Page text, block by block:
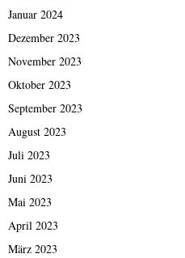
Januar 2024
Dezember 2023
November 2023
Oktober 2023
September 2023
August 2023
Juli 2023
Juni 2023
Mai 2023
April 2023
März 2023